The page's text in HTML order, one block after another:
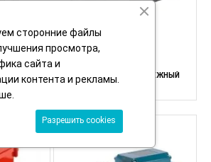
СПИРАЛЬНЫЙ ЦЕНТРОБЕЖНЫЙ
НАСОС ESL3L
сторонние файлы
просмотра,
сайта и
контента и рекламы.
Разрешить cookies